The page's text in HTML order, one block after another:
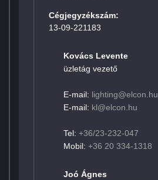
Cégjegyzékszám:
13-09-221183
Kovács Levente
üzletág vezető
E-mail: lighting@elcon.hu
E-mail: kl@elcon.hu
Tel: +36/23-232-047
Mobil: +36 20 334-1318
Joó Ágnes